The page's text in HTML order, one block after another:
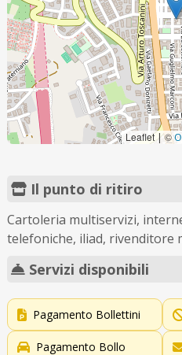
Leaflet|©
Il punto di ritiro
Cartoleria multiservizi,
telefoniche, iliad, rivenditore
Servizi disponibili
Pagamento Bollettini
Pagamento Bollo